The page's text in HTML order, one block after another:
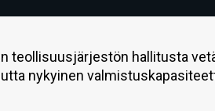
teollisuusjärjestön hallitusta
nykyinen